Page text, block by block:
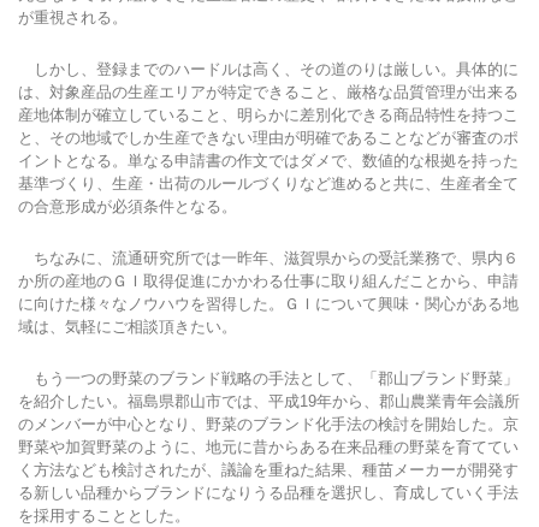
が重視される。
しかし、登録までのハードルは高く、その道のりは厳しい。具体的に
は、対象産品の生産エリアが特定できること、厳格な品質管理が出来る
産地体制が確立していること、明らかに差別化できる商品特性を持つこ
と、その地域でしか生産できない理由が明確であることなどが審査のポ
イントとなる。単なる申請書の作文ではダメで、数値的な根拠を持った
基準づくり、生産・出荷のルールづくりなど進めると共に、生産者全て
の合意形成が必須条件となる。
ちなみに、流通研究所では一昨年、滋賀県からの受託業務で、県内６
か所の産地のＧＩ取得促進にかかわる仕事に取り組んだことから、申請
に向けた様々なノウハウを習得した。ＧＩについて興味・関心がある地
域は、気軽にご相談頂きたい。
もう一つの野菜のブランド戦略の手法として、「郡山ブランド野菜」
を紹介したい。福島県郡山市では、平成19年から、郡山農業青年会議所
のメンバーが中心となり、野菜のブランド化手法の検討を開始した。京
野菜や加賀野菜のように、地元に昔からある在来品種の野菜を育ててい
く方法なども検討されたが、議論を重ねた結果、種苗メーカーが開発す
る新しい品種からブランドになりうる品種を選択し、育成していく手法
を採用することとした。